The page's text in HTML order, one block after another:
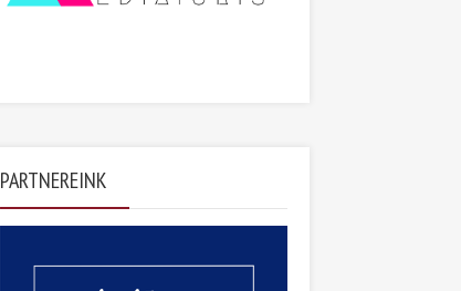
PARTNEREINK